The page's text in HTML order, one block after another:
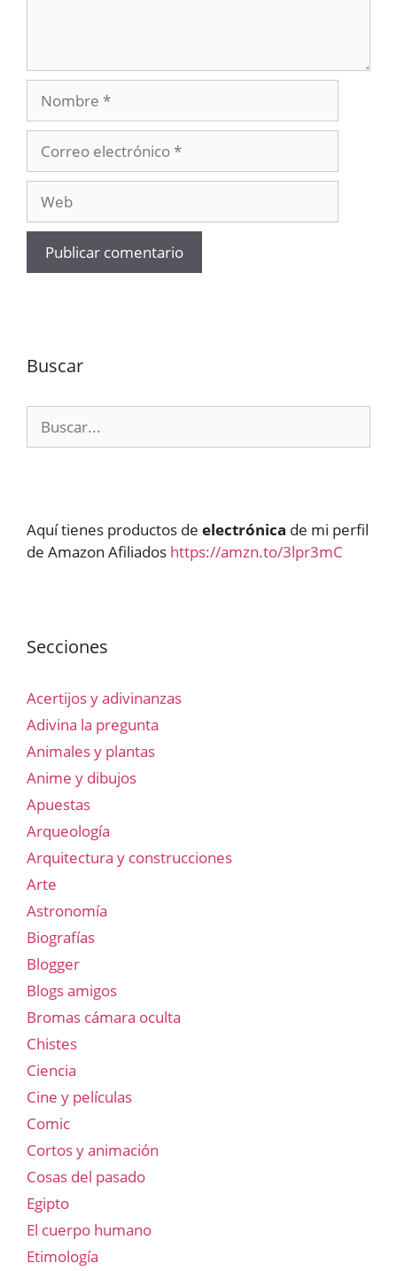
Nombre
electrónico
Buscar
Aquí tienes productos de electrónica de mi perfil
de Amazon Afiliados https://amzn.to/3lpr3mC
Secciones
Acertijos y adivinanzas
Adivina la pregunta
Animales y plantas
Anime y dibujos
Apuestas
Arqueología
Arquitectura y construcciones
Arte
Astronomía
Biografías
Blogger
Blogs amigos
Bromas cámara oculta
Chistes
Ciencia
Cine y películas
Comic
Cortos y animación
Cosas del pasado
Egipto
El cuerpo humano
Etimología